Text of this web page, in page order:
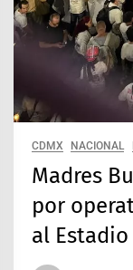
CDMX NACIONAL
Madres
por
al